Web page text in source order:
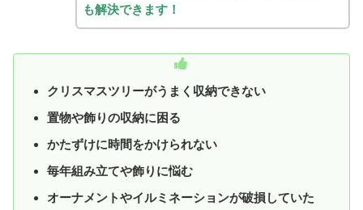
も解決できます！
クリスマスツリーがうまく収納できない
置物や飾りの収納に困る
かたずけに時間をかけられない
毎年組み立てや飾りに悩む
オーナメントやイルミネーションが破損していた